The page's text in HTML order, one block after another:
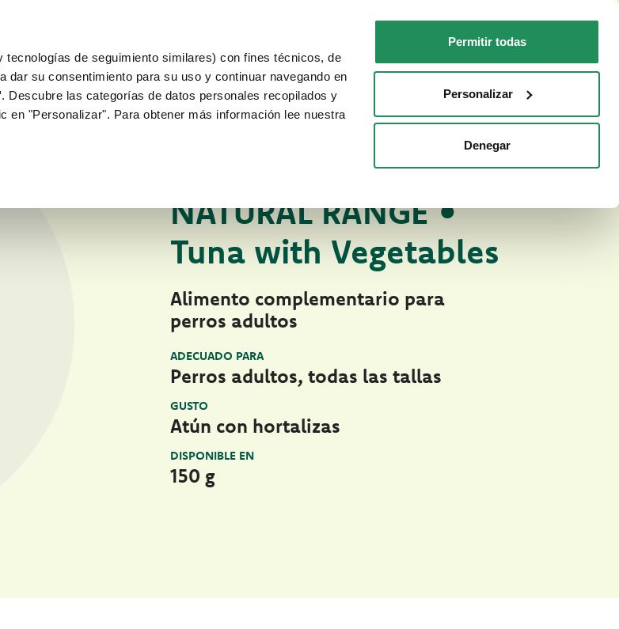
de seguimiento similares) con fines técnicos, de
dar su consentimiento para su uso y continuar navegando en
. Descubre las categorías de datos personales recopilados y
en "Personalizar". Para obtener más información lee nuestra
Permitir todas
Personalizar
Denegar
Contactos ES
WORLD OF LOVE PARA TU PERRO PARA TU GATO DÓNDE COMPRAR
NATURAL RANGE •
Tuna with Vegetables
Alimento complementario para
perros adultos
ADECUADO PARA
Perros adultos, todas las tallas
GUSTO
Atún con hortalizas
DISPONIBLE EN
150 g